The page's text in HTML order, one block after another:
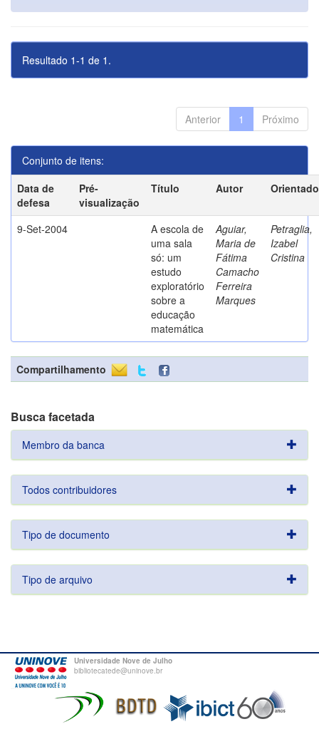
Resultado 1-1 de 1.
Anterior 1 Próximo
Conjunto de itens:
Data de
defesa
Pré-
visualização
Título Autor
9-Set-2004
A escola de
uma sala
só: um
estudo
exploratório
sobre a
educação
matemática
Aguiar,
Maria de
Fátima
Camacho
Ferreira
Marques
Petraglia,
Izabel
Cristina
Compartilhamento
Busca facetada
Membro da banca
Todos contribuidores
Tipo de documento
Tipo de arquivo
Universidade Nove de Julho
bibliotecatede@uninove.br